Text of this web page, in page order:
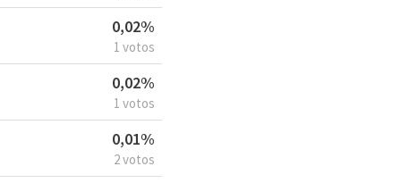
0,02%
1 votos
0,02%
1 votos
0,01%
2 votos